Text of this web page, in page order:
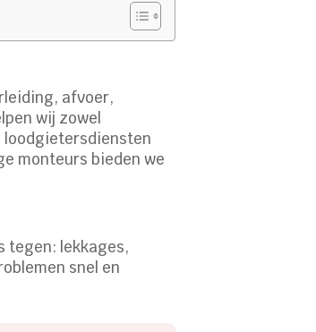
afvoer,
wij zowel
loodgietersdiensten
monteurs bieden we
tegen: lekkages,
snel en